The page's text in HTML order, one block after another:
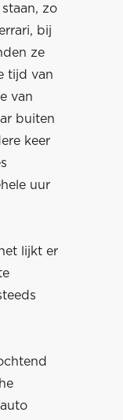
zo
bij
ze
tijd van
van
buiten
keer
uur
lijkt er